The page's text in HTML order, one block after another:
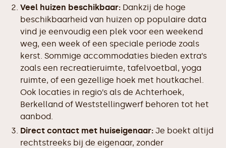
Veel huizen beschikbaar: Dankzij de hoge
beschikbaarheid van huizen op populaire data
vind je eenvoudig een plek voor een weekend
weg, een week of een speciale periode zoals
kerst. Sommige accommodaties bieden extra’s
zoals een recreatieruimte, tafelvoetbal, yoga
ruimte, of een gezellige hoek met houtkachel.
Ook locaties in regio’s als de Achterhoek,
Berkelland of Weststellingwerf behoren tot het
aanbod.
Direct contact met huiseigenaar: Je boekt altijd
rechtstreeks bij de eigenaar, zonder